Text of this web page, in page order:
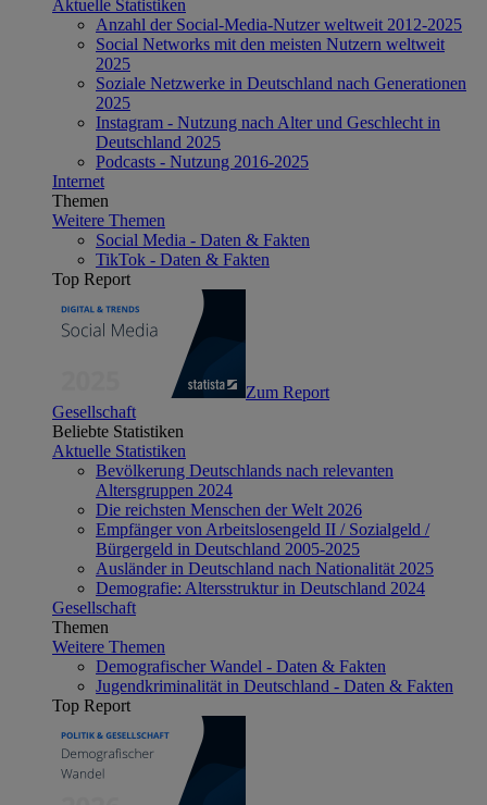
Aktuelle Statistiken
Anzahl der Social-Media-Nutzer weltweit 2012-2025
Social Networks mit den meisten Nutzern weltweit
2025
Soziale Netzwerke in Deutschland nach Generationen
2025
Instagram - Nutzung nach Alter und Geschlecht in
Deutschland 2025
Podcasts - Nutzung 2016-2025
Internet
Themen
Weitere Themen
Social Media - Daten & Fakten
TikTok - Daten & Fakten
Top Report
Zum Report
Gesellschaft
Beliebte Statistiken
Aktuelle Statistiken
Bevölkerung Deutschlands nach relevanten
Altersgruppen 2024
Die reichsten Menschen der Welt 2026
Empfänger von Arbeitslosengeld II / Sozialgeld /
Bürgergeld in Deutschland 2005-2025
Ausländer in Deutschland nach Nationalität 2025
Demografie: Altersstruktur in Deutschland 2024
Gesellschaft
Themen
Weitere Themen
Demografischer Wandel - Daten & Fakten
Jugendkriminalität in Deutschland - Daten & Fakten
Top Report